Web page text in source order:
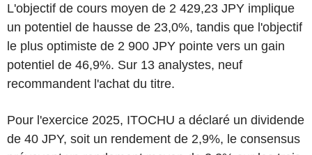
L'objectif de cours moyen de 2 429,23 JPY implique
un potentiel de hausse de 23,0%, tandis que l'objectif
le plus optimiste de 2 900 JPY pointe vers un gain
potentiel de 46,9%. Sur 13 analystes, neuf
recommandent l'achat du titre.
Pour l'exercice 2025, ITOCHU a déclaré un dividende
de 40 JPY, soit un rendement de 2,9%, le consensus